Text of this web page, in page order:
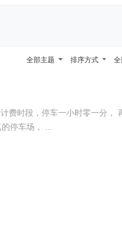
全
排序方式
全部主题
费时段，停车一小时零一分，